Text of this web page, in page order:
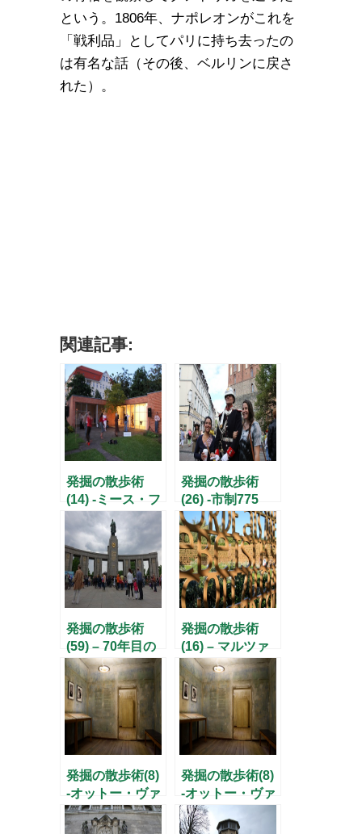
という。1806年、ナポレオンがこれを
「戦利品」としてパリに持ち去ったの
は有名な話（その後、ベルリンに戻さ
れた）。
関連記事:
発掘の散歩術
(14) -ミース・フ
ァン・デル・ロ
ーエのバースデ
ーパーティー-
発掘の散歩術
(26) -市制775
年！中世のベル
リンを掘り起こ
す-
発掘の散歩術
(59) – 70年目の
「解放」の日、
ドイツ・ロシア
博物館にて –
発掘の散歩術
(16) – マルツァ
ーンの世界庭園
–
発掘の散歩術(8)
-オットー・ヴァ
イトと人知れぬ
英雄たち（後）-
発掘の散歩術(8)
-オットー・ヴァ
イトと人知れぬ
英雄たち（後）-